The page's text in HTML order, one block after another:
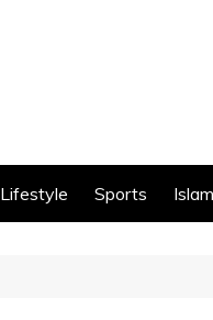
Lifestyle Sports